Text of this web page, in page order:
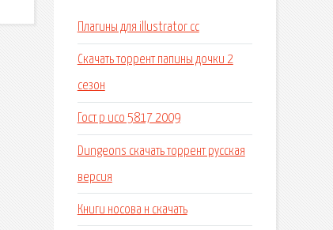
Плагины для illustrator cc
Скачать торрент папины дочки 2
сезон
Гост р исо 5817 2009
Dungeons скачать торрент русская
версия
Книги носова н скачать